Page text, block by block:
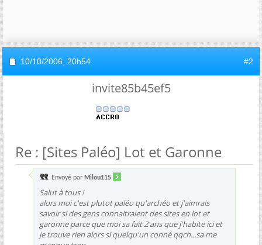
10/10/2006, 20h54 #2
invite85b45ef5
Re : [Sites Paléo] Lot et Garonne
Envoyé par Milou115
Salut à tous !
alors moi c'est plutot paléo qu'archéo et j'aimrais
savoir si des gens connaitraient des sites en lot et
garonne parce que moi sa fait 2 ans que j'habite ici et
je trouve rien alors si quelqu'un conné qqch...sa me